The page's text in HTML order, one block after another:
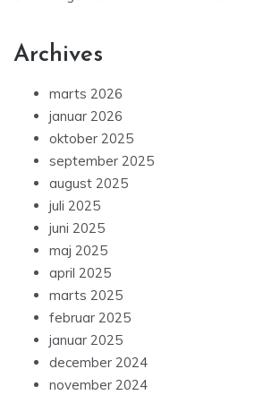
Archives
marts 2026
januar 2026
oktober 2025
september 2025
august 2025
juli 2025
juni 2025
maj 2025
april 2025
marts 2025
februar 2025
januar 2025
december 2024
november 2024